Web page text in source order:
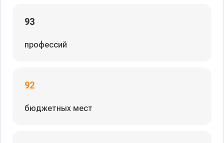
93
профессий
92
бюджетных мест